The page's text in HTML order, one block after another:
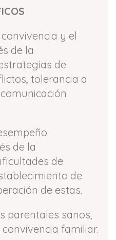
y el
de la
de
tolerancia a
de la
de
de
de estas.
parentales sanos,
familiar.